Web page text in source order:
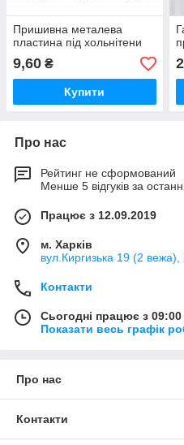
Пришивна металева
пластина під хольнітени
9,60 ₴
Купити
Про нас
Рейтинг не сформований
Менше 5 відгуків за
Працює з 12.09.2019
м. Харків
вул.Киргизька 19 (2 вежа),
Контакти
Сьогодні працює з
Показати весь графік
Про нас
Контакти